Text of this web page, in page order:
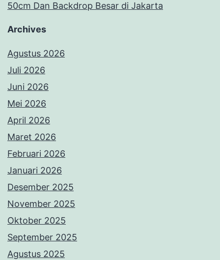
50cm Dan Backdrop Besar di Jakarta
Archives
Agustus 2026
Juli 2026
Juni 2026
Mei 2026
April 2026
Maret 2026
Februari 2026
Januari 2026
Desember 2025
November 2025
Oktober 2025
September 2025
Agustus 2025